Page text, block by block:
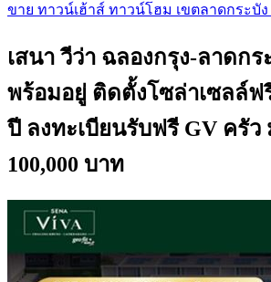
ขาย ทาวน์เฮ้าส์ ทาวน์โฮม เขตลาดกระบัง
เสนา วีว่า ฉลองกรุง-ลาดก
พร้อมอยู่ ติดตั้งโซล่าเซลล์ฟ
ปี ลงทะเบียนรับฟรี GV ครัว
100,000 บาท